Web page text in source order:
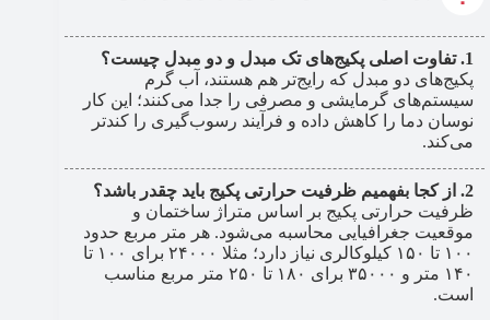
تفاوت اصلی پکیج‌های تک مبدل و دو مبدل چیست؟
پکیج‌های دو مبدل که رایج‌تر هم هستند، آب گرم
سیستم‌های گرمایشی و مصرفی را جدا می‌کنند؛ این کار
نوسان دما را کاهش داده و فرآیند رسوب‌گیری را کندتر
می‌کند.
از کجا بفهمیم ظرفیت حرارتی پکیج باید چقدر باشد؟
ظرفیت حرارتی پکیج بر اساس متراژ ساختمان و
موقعیت جغرافیایی محاسبه می‌شود. هر متر مربع حدود
۱۰۰ تا ۱۵۰ کیلوکالری نیاز دارد؛ مثلا ۲۴۰۰۰ برای ۱۰۰ تا
۱۴۰ متر و ۳۵۰۰۰ برای ۱۸۰ تا ۲۵۰ متر مربع مناسب
است.